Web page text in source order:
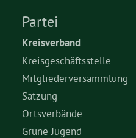
Partei
Kreisverband
Kreisgeschäftsstelle
Mitgliederversammlung
Satzung
Ortsverbände
Grüne Jugend